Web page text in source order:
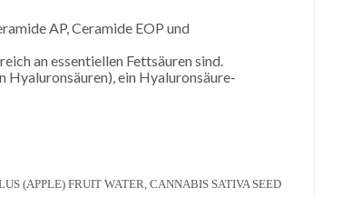
AP, Ceramide EOP und
an essentiellen Fettsäuren sind.
ein Hyaluronsäure-
(APPLE) FRUIT WATER, CANNABIS SATIVA SEED